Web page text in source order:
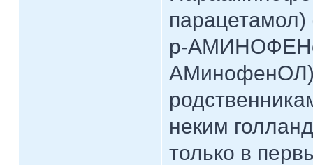
p-
АМинофенОЛ)
неким
только в